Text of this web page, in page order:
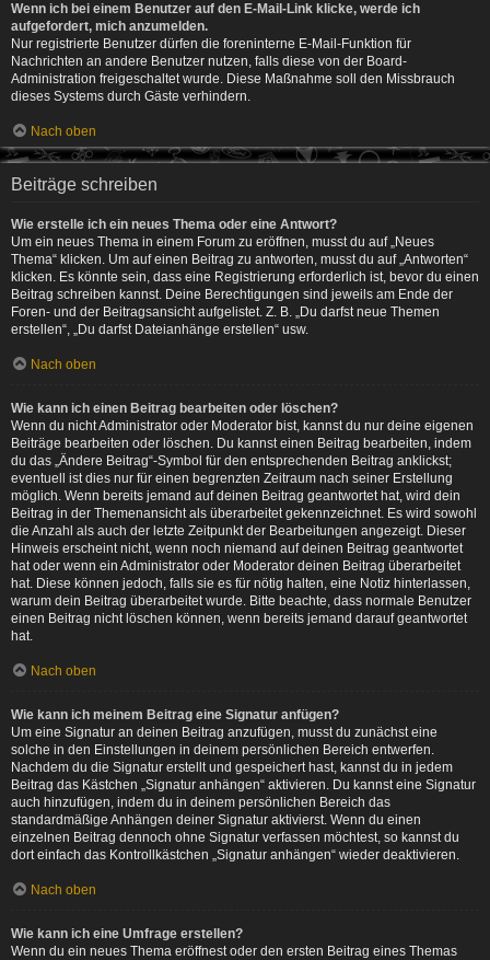
Wenn ich bei einem Benutzer auf den E-Mail-Link klicke, werde ich
aufgefordert, mich anzumelden.
Nur registrierte Benutzer dürfen die foreninterne E-Mail-Funktion für
Nachrichten an andere Benutzer nutzen, falls diese von der Board-
Administration freigeschaltet wurde. Diese Maßnahme soll den Missbrauch
dieses Systems durch Gäste verhindern.
Nach oben
Beiträge schreiben
Wie erstelle ich ein neues Thema oder eine Antwort?
Um ein neues Thema in einem Forum zu eröffnen, musst du auf „Neues
Thema“ klicken. Um auf einen Beitrag zu antworten, musst du auf „Antworten“
klicken. Es könnte sein, dass eine Registrierung erforderlich ist, bevor du einen
Beitrag schreiben kannst. Deine Berechtigungen sind jeweils am Ende der
Foren- und der Beitragsansicht aufgelistet. Z. B. „Du darfst neue Themen
erstellen“, „Du darfst Dateianhänge erstellen“ usw.
Nach oben
Wie kann ich einen Beitrag bearbeiten oder löschen?
Wenn du nicht Administrator oder Moderator bist, kannst du nur deine eigenen
Beiträge bearbeiten oder löschen. Du kannst einen Beitrag bearbeiten, indem
du das „Ändere Beitrag“-Symbol für den entsprechenden Beitrag anklickst;
eventuell ist dies nur für einen begrenzten Zeitraum nach seiner Erstellung
möglich. Wenn bereits jemand auf deinen Beitrag geantwortet hat, wird dein
Beitrag in der Themenansicht als überarbeitet gekennzeichnet. Es wird sowohl
die Anzahl als auch der letzte Zeitpunkt der Bearbeitungen angezeigt. Dieser
Hinweis erscheint nicht, wenn noch niemand auf deinen Beitrag geantwortet
hat oder wenn ein Administrator oder Moderator deinen Beitrag überarbeitet
hat. Diese können jedoch, falls sie es für nötig halten, eine Notiz hinterlassen,
warum dein Beitrag überarbeitet wurde. Bitte beachte, dass normale Benutzer
einen Beitrag nicht löschen können, wenn bereits jemand darauf geantwortet
hat.
Nach oben
Wie kann ich meinem Beitrag eine Signatur anfügen?
Um eine Signatur an deinen Beitrag anzufügen, musst du zunächst eine
solche in den Einstellungen in deinem persönlichen Bereich entwerfen.
Nachdem du die Signatur erstellt und gespeichert hast, kannst du in jedem
Beitrag das Kästchen „Signatur anhängen“ aktivieren. Du kannst eine Signatur
auch hinzufügen, indem du in deinem persönlichen Bereich das
standardmäßige Anhängen deiner Signatur aktivierst. Wenn du einen
einzelnen Beitrag dennoch ohne Signatur verfassen möchtest, so kannst du
dort einfach das Kontrollkästchen „Signatur anhängen“ wieder deaktivieren.
Nach oben
Wie kann ich eine Umfrage erstellen?
Wenn du ein neues Thema eröffnest oder den ersten Beitrag eines Themas